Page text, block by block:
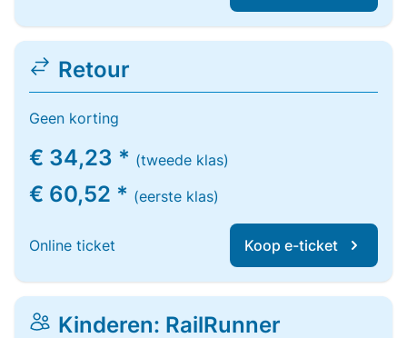
Retour
Geen korting
€ 34,23 * (tweede klas)
€ 60,52 * (eerste klas)
Online ticket Koop e-ticket
Kinderen: RailRunner